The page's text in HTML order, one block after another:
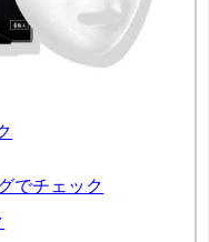
でチェック